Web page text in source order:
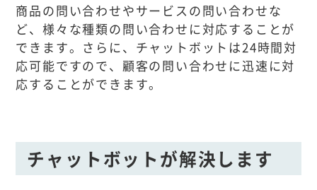
商品の問い合わせやサービスの問い合わせな
ど、様々な種類の問い合わせに対応することが
できます。さらに、チャットボットは24時間対
応可能ですので、顧客の問い合わせに迅速に対
応することができます。
チャットボットが解決します